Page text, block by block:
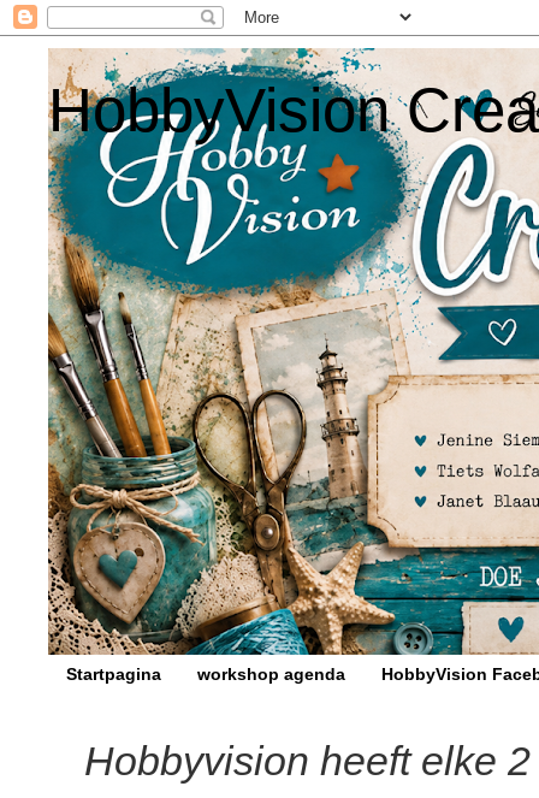
HobbyVision
Startpagina workshop agenda HobbyVision
Hobbyvision heeft elke